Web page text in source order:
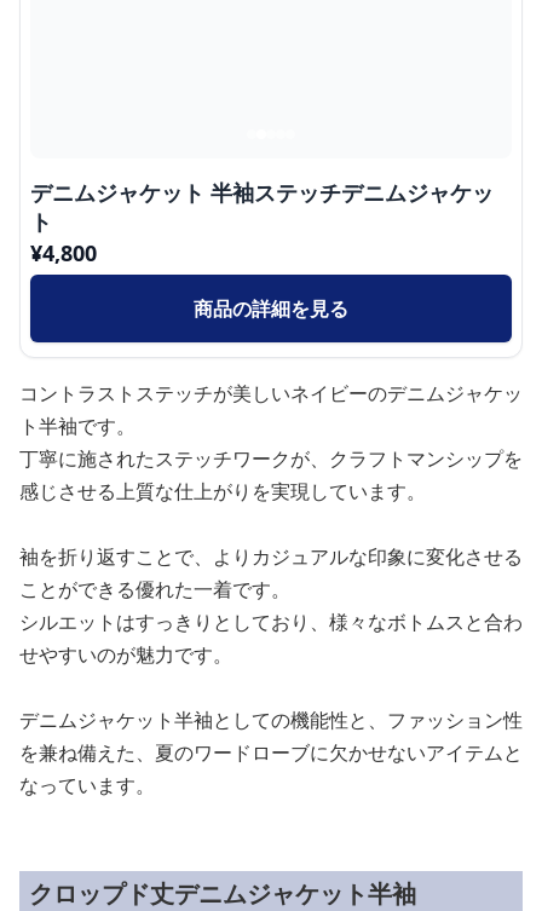
デニムジャケット 半袖ステッチデニムジャケッ
ト
¥4,800
商品の詳細を見る
コントラストステッチが美しいネイビーのデニムジャケッ
ト半袖です。
丁寧に施されたステッチワークが、クラフトマンシップを
感じさせる上質な仕上がりを実現しています。
袖を折り返すことで、よりカジュアルな印象に変化させる
ことができる優れた一着です。
シルエットはすっきりとしており、様々なボトムスと合わ
せやすいのが魅力です。
デニムジャケット半袖としての機能性と、ファッション性
を兼ね備えた、夏のワードローブに欠かせないアイテムと
なっています。
クロップド丈デニムジャケット半袖